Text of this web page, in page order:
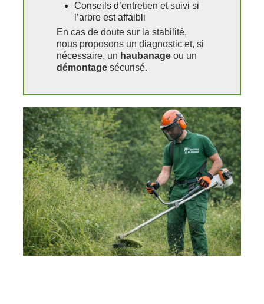
Conseils d’entretien et suivi si
l’arbre est affaibli
En cas de doute sur la stabilité,
nous proposons un diagnostic et, si
nécessaire, un haubanage ou un
démontage sécurisé.